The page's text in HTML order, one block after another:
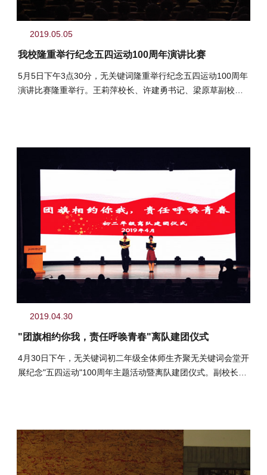
2019.05.05
我校隆重举行纪念五四运动100周年演讲比赛
5月5日下午3点30分，无关键词隆重举行纪念五四运动100周年
演讲比赛隆重举行。王莉萍校长、许建勇书记、梁原草副校
2019.04.30
"团旗相约你我，责任呼唤青春"离队建团仪式
4月30日下午，无关键词初二年级全体师生齐聚无关键词会堂开
展纪念"五四运动"100周年主题活动暨离队建团仪式。副校长梁